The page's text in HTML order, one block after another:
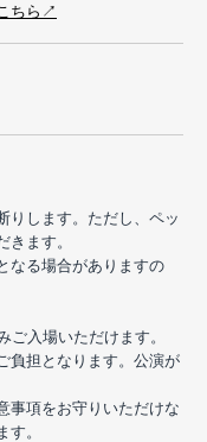
ちら↗
りします。ただし、ペッ
きます。
なる場合がありますの
ご入場いただけます。
負担となります。公演が
事項をお守りいただけな
。